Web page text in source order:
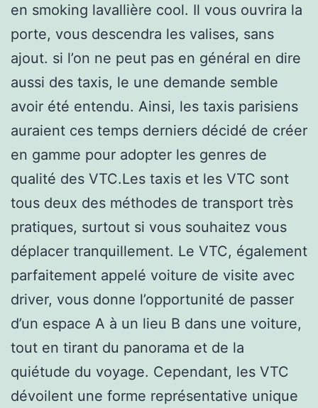
en smoking lavallière cool. Il vous ouvrira la
porte, vous descendra les valises, sans
ajout. si l’on ne peut pas en général en dire
aussi des taxis, le une demande semble
avoir été entendu. Ainsi, les taxis parisiens
auraient ces temps derniers décidé de créer
en gamme pour adopter les genres de
qualité des VTC.Les taxis et les VTC sont
tous deux des méthodes de transport très
pratiques, surtout si vous souhaitez vous
déplacer tranquillement. Le VTC, également
parfaitement appelé voiture de visite avec
driver, vous donne l’opportunité de passer
d’un espace A à un lieu B dans une voiture,
tout en tirant du panorama et de la
quiétude du voyage. Cependant, les VTC
dévoilent une forme représentative unique